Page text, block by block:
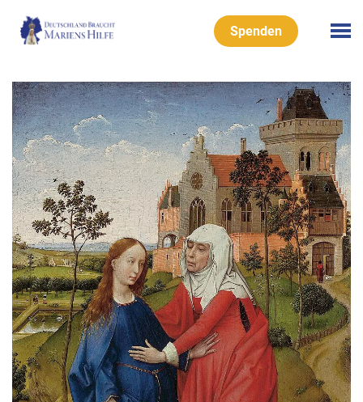
Spenden